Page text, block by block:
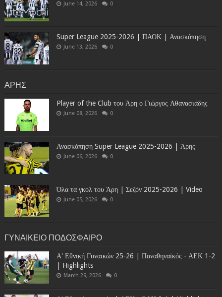
June 14, 2026 0
Super League 2025-2026 | ΠΑΟΚ | Ανασκόπηση
June 13, 2026 0
ΑΡΗΣ
Player of the Club του Άρη ο Γιώργος Αθανασιάδης
June 08, 2026 0
Ανασκόπηση Super League 2025-2026 | Άρης
June 06, 2026 0
Όλα τα γκολ του Άρη | Σεζόν 2025-2026 | Video
June 05, 2026 0
ΓΥΝΑΙΚΕΙΟ ΠΟΔΟΣΦΑΙΡΟ
Α' Εθνική Γυναικών 25-26 | Παναθηναϊκός - ΑΕΚ 1-2
| Highlights
March 29, 2026 0